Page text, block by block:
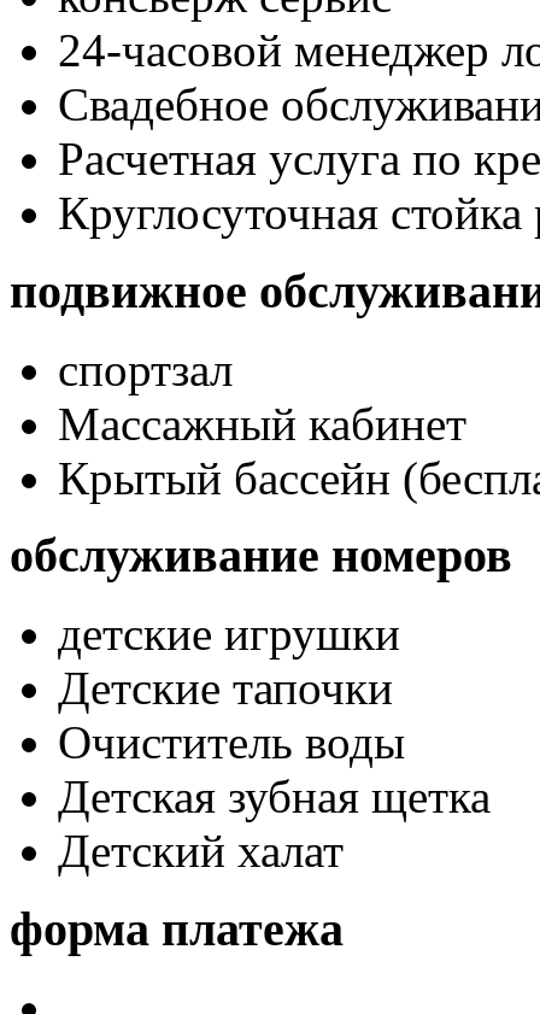
24-часовой менеджер
Свадебное
Расчетная услуга по
Круглосуточная стойка
подвижное
спортзал
Массажный кабинет
Крытый бассейн
обслуживание номеров
детские игрушки
Детские тапочки
Очиститель воды
Детская зубная щетка
Детский халат
форма платежа